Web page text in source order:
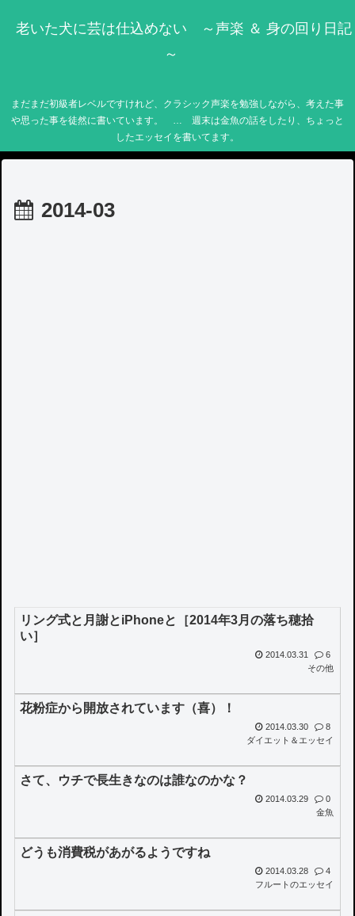
老いた犬に芸は仕込めない ～声楽 ＆ 身の回り日記
～
まだまだ初級者レベルですけれど、クラシック声楽を勉強しながら、考えた事
や思った事を徒然に書いています。 … 週末は金魚の話をしたり、ちょっと
したエッセイを書いてます。
2014-03
リング式と月謝とiPhoneと［2014年3月の落ち穂拾
い］
2014.03.31
6
その他
花粉症から開放されています（喜）！
2014.03.30
8
ダイエット＆エッセイ
さて、ウチで長生きなのは誰なのかな？
2014.03.29
0
金魚
どうも消費税があがるようですね
2014.03.28
4
フルートのエッセイ